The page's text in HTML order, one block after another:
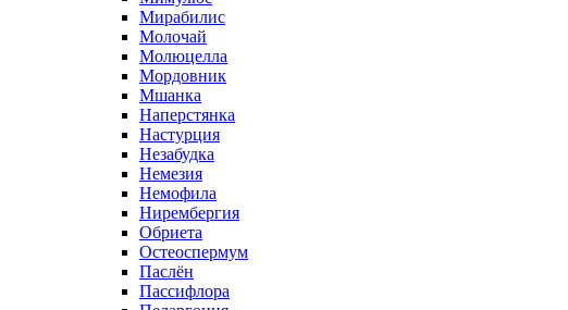
Мирабилис
Молочай
Молюцелла
Мордовник
Мшанка
Наперстянка
Настурция
Незабудка
Немезия
Немофила
Нирембергия
Обриета
Остеоспермум
Паслён
Пассифлора